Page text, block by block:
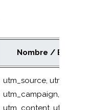
Nombre / Ejemplo
utm_source,
utm_campaign,
utm_content,